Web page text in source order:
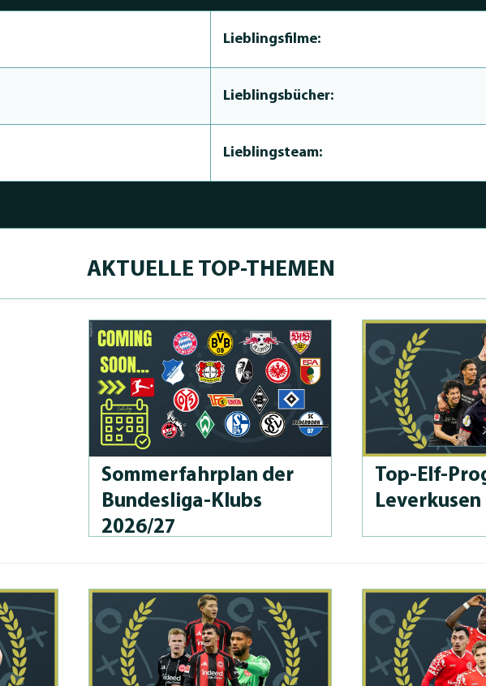
Lieblingsfilme:
Lieblingsbücher:
Lieblingsteam:
AKTUELLE TOP-THEMEN
Som­merfahrplan der
Bun­des­li­ga-Klubs
2026/27
Top-Elf-